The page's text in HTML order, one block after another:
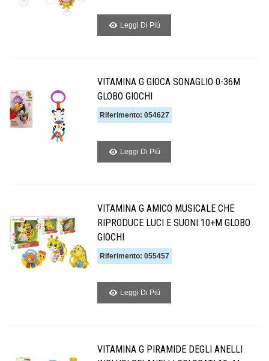
Leggi Di Piú
VITAMINA G GIOCA SONAGLIO 0-36M
GLOBO GIOCHI
Riferimento: 054627
Leggi Di Piú
VITAMINA G AMICO MUSICALE CHE
RIPRODUCE LUCI E SUONI 10+M GLOBO
GIOCHI
Riferimento: 055457
Leggi Di Piú
VITAMINA G PIRAMIDE DEGLI ANELLI